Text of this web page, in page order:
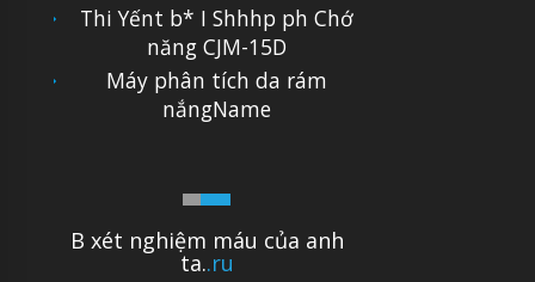
B xét nghiệm máu của anh
ta..ru
Thi Yếnt b* I Shhhp ph Chớ
năng CJM-15D
Máy phân tích da rám
nắngName